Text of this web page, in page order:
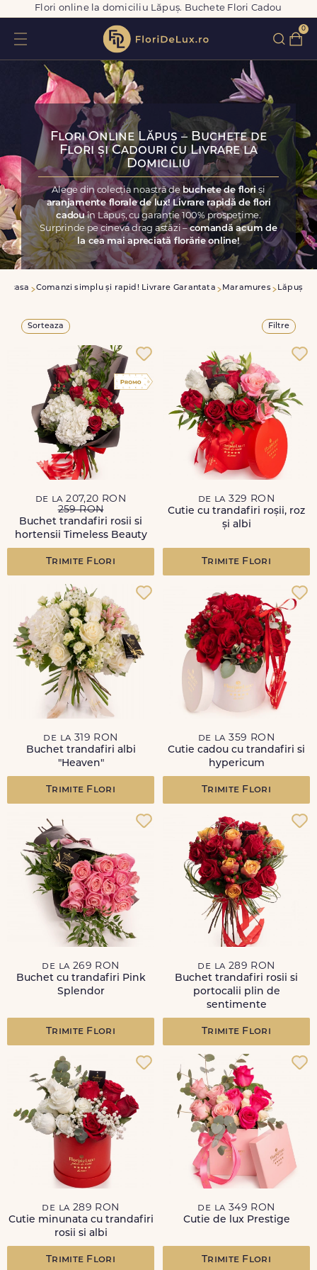
Flori online la domiciliu Lăpuș. Buchete Flori Cadou
0
Flori Online Lăpuș – Buchete de
Flori și Cadouri cu Livrare la
Domiciliu
Alege din colecția noastră de buchete de floriși
aranjamente florale de lux! Livrare rapidă de flori
cadouîn Lăpuș, cu garanție 100% prospețime.
Surprinde pe cineva drag astăzi –comandă acum de
la cea mai apreciată florărie online!
Acasa Comanzi simplu și rapid! Livrare Garantata Maramures Lăpuș
Sorteaza Filtre
de la 207,20 RON
259 RON
Buchet trandafiri rosii si
hortensii Timeless Beauty
Trimite Flori
de la 329 RON
Cutie cu trandafiri roșii, roz
și albi
Trimite Flori
de la 319 RON
Buchet trandafiri albi
"Heaven"
Trimite Flori
de la 359 RON
Cutie cadou cu trandafiri si
hypericum
Trimite Flori
de la 269 RON
Buchet cu trandafiri Pink
Splendor
Trimite Flori
de la 289 RON
Buchet trandafiri rosii si
portocalii plin de
sentimente
Trimite Flori
de la 289 RON
Cutie minunata cu trandafiri
rosii si albi
Trimite Flori
de la 349 RON
Cutie de lux Prestige
Trimite Flori